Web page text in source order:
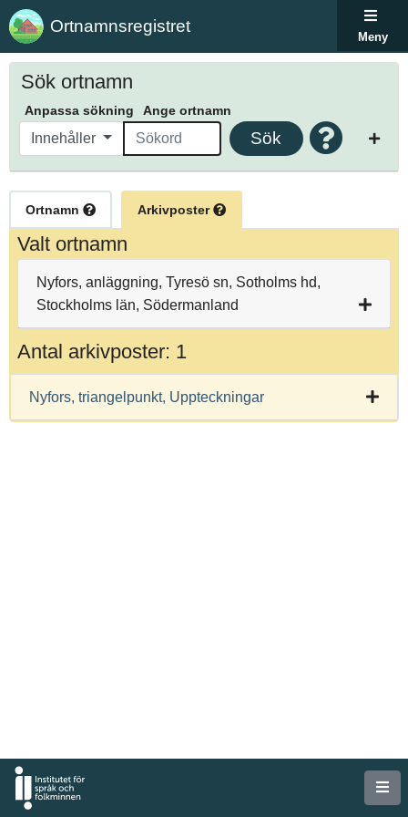
Ortnamnsregistret
Meny
Sök ortnamn
Anpassa sökning Ange ortnamn
Innehåller Sök
Ortnamn Arkivposter
Valt ortnamn
Nyfors, anläggning, Tyresö sn, Sotholms hd,
Stockholms län, Södermanland
Antal arkivposter: 1
Nyfors, triangelpunkt, Uppteckningar